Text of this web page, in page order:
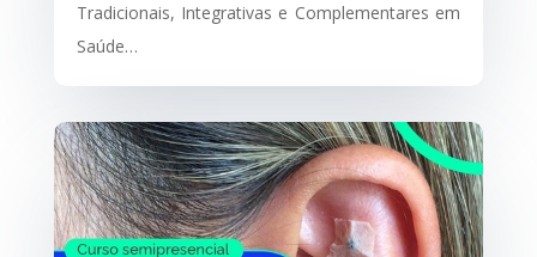
Tradicionais, Integrativas e Complementares em
Saúde…